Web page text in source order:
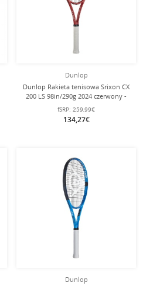
Dunlop
Dunlop Rakieta tenisowa Srixon CX
200 LS 98in/290g 2024 czerwony -
nie naciągnięta -
fSRP: 259,99€
134,27€
Dunlop